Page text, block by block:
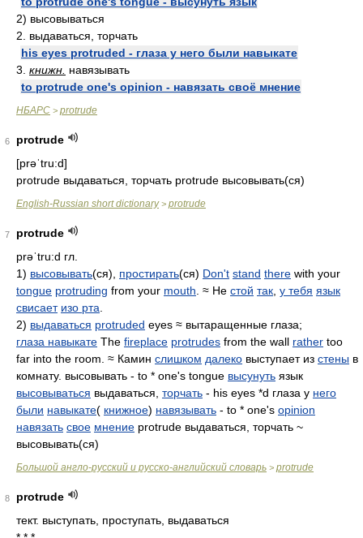
2) высовываться
2. выдаваться, торчать
his eyes protruded - глаза у него были навыкате
3. книжн. навязывать
to protrude one's opinion - навязать своё мнение
НБАРС > protrude
6
protrude
[prəˈtru:d]
protrude выдаваться, торчать protrude высовывать(ся)
English-Russian short dictionary> protrude
7
protrude
prəˈtru:d гл.
1) высовывать(ся), простирать(ся) Don't stand there with your
tongue protruding from your mouth . ≈ Не стой так у тебя язык
свисает изо рта
2) выдаваться protruded eyes ≈ вытаращенные глаза;
глаза навыкате The fireplace protrudes from the wall rather too
far into the room. ≈ Камин слишком далеко выступает из стены в
комнату. высовывать - to * one's tongue высунуть язык
высовываться выдаваться, торчать - his eyes *d глаза у него
были навыкате( книжное) навязывать - to * one's opinion
навязать свое мнение protrude выдаваться, торчать ~
высовывать(ся)
Большой англо-русский и русско-английский словарь > protrude
8
protrude
тект. выступать, проступать, выдаваться